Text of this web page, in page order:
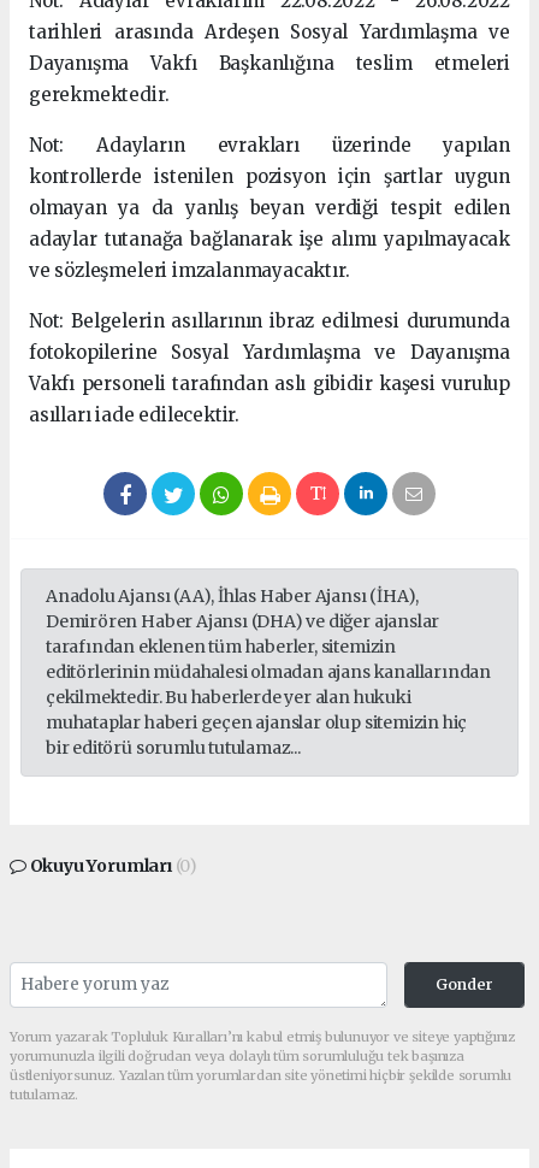
tarihleri arasında Ardeşen Sosyal Yardımlaşma ve
Dayanışma Vakfı Başkanlığına teslim etmeleri
gerekmektedir.
Not: Adayların evrakları üzerinde yapılan
kontrollerde istenilen pozisyon için şartlar uygun
olmayan ya da yanlış beyan verdiği tespit edilen
adaylar tutanağa bağlanarak işe alımı yapılmayacak
ve sözleşmeleri imzalanmayacaktır.
Not: Belgelerin asıllarının ibraz edilmesi durumunda
fotokopilerine Sosyal Yardımlaşma ve Dayanışma
Vakfı personeli tarafından aslı gibidir kaşesi vurulup
asılları iade edilecektir.
Anadolu Ajansı (AA), İhlas Haber Ajansı (İHA),
Demirören Haber Ajansı (DHA) ve diğer ajanslar
tarafından eklenen tüm haberler, sitemizin
editörlerinin müdahalesi olmadan ajans kanallarından
çekilmektedir. Bu haberlerde yer alan hukuki
muhataplar haberi geçen ajanslar olup sitemizin hiç
bir editörü sorumlu tutulamaz...
Okuyu Yorumları (0)
Gonder
Yorum yazarak Topluluk Kuralları’nı kabul etmiş bulunuyor ve siteye yaptığınız
yorumunuzla ilgili doğrudan veya dolaylı tüm sorumluluğu tek başınıza
üstleniyorsunuz. Yazılan tüm yorumlardan site yönetimi hiçbir şekilde sorumlu
tutulamaz.